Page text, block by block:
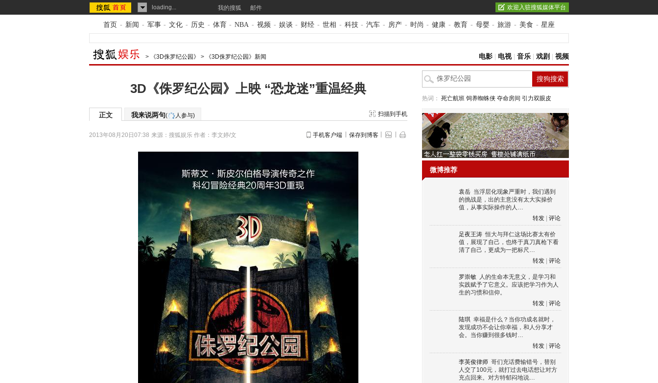
loading... 我的搜狐 邮件 欢迎入驻搜狐媒体平台
首页 - 新闻 - 军事 - 文化 - 历史 - 体育 - NBA - 视频 - 娱谈 - 财经 - 世相 - 科技 - 汽车 - 房产 - 时尚 - 健康 - 教育 - 母婴 - 旅游 - 美食 - 星座
> 《3D侏罗纪公园》 > 《3D侏罗纪公园》新闻 电影 电视| 音乐 戏剧 视频
3D《侏罗纪公园》上映 “恐龙迷”重温经典
正文 我来说两句( 人参与) 扫描到手机
2013年08月20日07:38 来源： 搜狐娱乐 作者：李文婷/文 手机客户端 保存到博客
热词： 死亡航班 饲养蜘蛛侠 夺命房间 引力双眼皮
微博推荐
袁岳 当浮层化现象严重时，我们遇到
的挑战是，出的主意没有太大实操价
值，从事实际操作的人…
转发
评论
足夜王涛 恒大与拜仁这场比赛太有价
值，展现了自己，也终于真刀真枪下看
清了自己，更成为一把标尺…
转发
评论
罗崇敏 人的生命本无意义，是学习和
实践赋予了它意义。应该把学习作为人
生的习惯和信仰。
转发
评论
陆琪 幸福是什么？当你功成名就时，
发现成功不会让你幸福，和人分享才
会。当你赚到很多钱时…
转发
评论
李英俊律师 哥们充话费输错号，替别
人交了100元，就打过去电话想让对方
充点回来。对方特郁闷地说…